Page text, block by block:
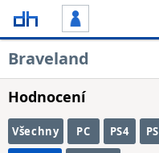
Braveland
Hodnocení
Všechny PC PS4